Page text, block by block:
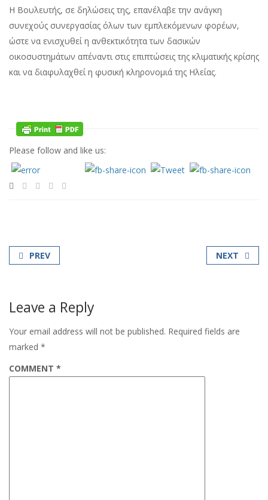
Η Βουλευτής, σε δηλώσεις της, επανέλαβε την ανάγκη
συνεχούς συνεργασίας όλων των εμπλεκόμενων φορέων,
ώστε να ενισχυθεί η ανθεκτικότητα των δασικών
οικοσυστημάτων απέναντι στις επιπτώσεις της κλιματικής κρίσης
και να διαφυλαχθεί η φυσική κληρονομιά της Ηλείας.
Please follow and like us:
PREV NEXT
Leave a Reply
Your email address will not be published. Required fields are
marked *
COMMENT *